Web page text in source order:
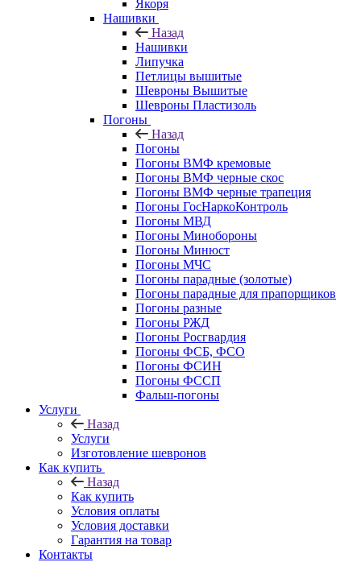
Якоря
Нашивки
Назад
Нашивки
Липучка
Петлицы вышитые
Шевроны Вышитые
Шевроны Пластизоль
Погоны
Назад
Погоны
Погоны ВМФ кремовые
Погоны ВМФ черные скос
Погоны ВМФ черные трапеция
Погоны ГосНаркоКонтроль
Погоны МВД
Погоны Минобороны
Погоны Минюст
Погоны МЧС
Погоны парадные (золотые)
Погоны парадные для прапорщиков
Погоны разные
Погоны РЖД
Погоны Росгвардия
Погоны ФСБ, ФСО
Погоны ФСИН
Погоны ФССП
Фальш-погоны
Услуги
Назад
Услуги
Изготовление шевронов
Как купить
Назад
Как купить
Условия оплаты
Условия доставки
Гарантия на товар
Контакты